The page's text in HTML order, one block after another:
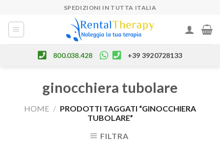
content
SPEDIZIONI IN TUTTA ITALIA
800.038.428 +39 3920728133
ginocchiera tubolare
HOME / PRODOTTI TAGGATI “GINOCCHIERA
TUBOLARE”
FILTRA